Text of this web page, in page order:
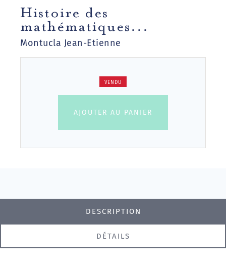
Histoire des
mathématiques...
Montucla Jean-Etienne
VENDU
AJOUTER AU PANIER
DESCRIPTION
DÉTAILS